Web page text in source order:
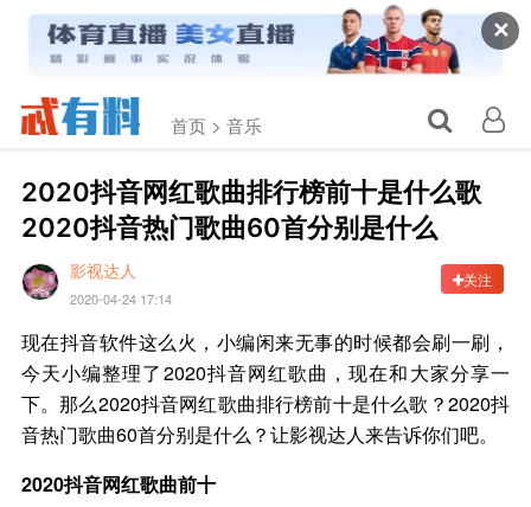
✕
首页 > 音乐
2020抖音网红歌曲排行榜前十是什么歌
2020抖音热门歌曲60首分别是什么
影视达人
2020-04-24 17:14
关注
现在抖音软件这么火，小编闲来无事的时候都会刷一刷，
今天小编整理了2020抖音网红歌曲，现在和大家分享一
下。那么2020抖音网红歌曲排行榜前十是什么歌？2020抖
音热门歌曲60首分别是什么？让影视达人来告诉你们吧。
2020抖音网红歌曲前十